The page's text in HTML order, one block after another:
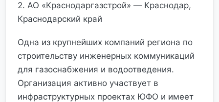
2. АО «Краснодаргазстрой» — Краснодар,
Краснодарский край
Одна из крупнейших компаний региона по
строительству инженерных коммуникаций
для газоснабжения и водоотведения.
Организация активно участвует в
инфраструктурных проектах ЮФО и имеет